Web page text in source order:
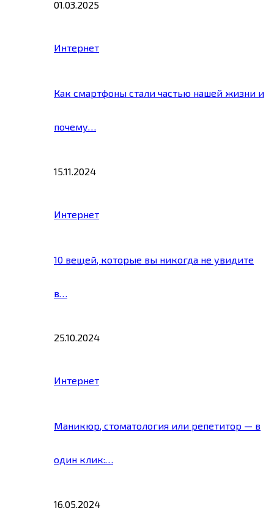
01.03.2025
Интернет
Как смартфоны стали частью нашей жизни и
почему…
15.11.2024
Интернет
10 вещей, которые вы никогда не увидите
в…
25.10.2024
Интернет
Маникюр, стоматология или репетитор — в
один клик:…
16.05.2024